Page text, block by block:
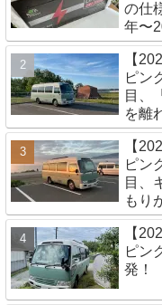
の仕
年〜
【
ピン
目、
を離
港海
プテ
【
ピン
目、
もり
浜中
とに
【
ピン
発！